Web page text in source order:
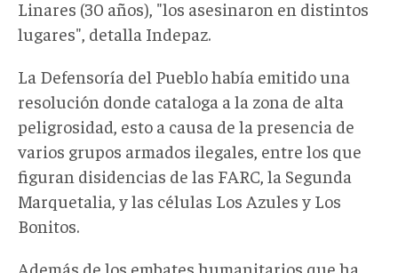
Linares (30 años), "los asesinaron en distintos
lugares", detalla Indepaz.
La Defensoría del Pueblo había emitido una
resolución donde cataloga a la zona de alta
peligrosidad, esto a causa de la presencia de
varios grupos armados ilegales, entre los que
figuran disidencias de las FARC, la Segunda
Marquetalia, y las células Los Azules y Los
Bonitos.
Además de los embates humanitarios que ha